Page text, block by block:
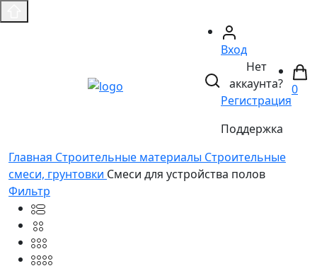
Вход
Нет
аккаунта?
Регистрация
Поддержка
0
Главная Строительные материалы Строительные
смеси, грунтовки Смеси для устройства полов
Фильтр